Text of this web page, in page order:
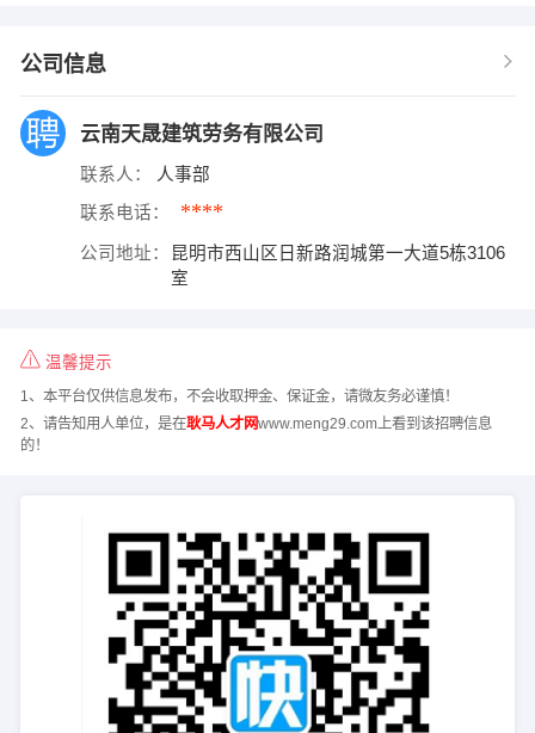
公司信息
云南天晟建筑劳务有限公司
联系人： 人事部
联系电话： ****
公司地址：
昆明市西山区日新路润城第一大道5栋3106
室
温馨提示
1、本平台仅供信息发布，不会收取押金、保证金，请微友务必谨慎！
2、请告知用人单位，是在耿马人才网www.meng29.com上看到该招聘信息
的！